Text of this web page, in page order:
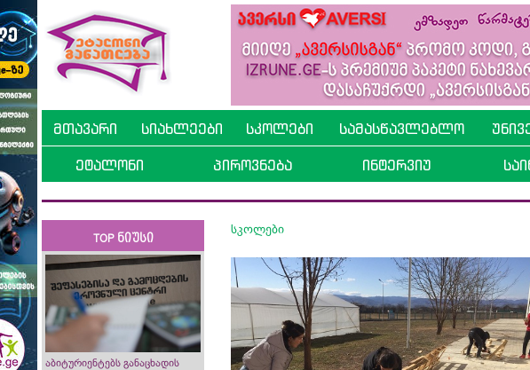
მთავარი სიახლეები სკოლები სამასწავლებლო
ეტალონი პიროვნება ინტერვიუ
TOP ნიუსი
აბიტურიენტებს განაცხადის
სკოლები